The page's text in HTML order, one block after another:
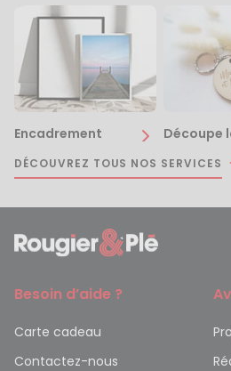
Encadrement Découpe
DÉCOUVREZ TOUS NOS SERVICES
Besoin d’aide ?
Carte cadeau
Contactez-nous